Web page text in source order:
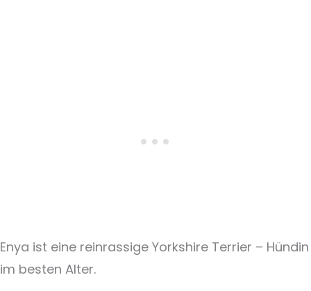
Enya ist eine reinrassige Yorkshire Terrier – Hündin
im besten Alter.